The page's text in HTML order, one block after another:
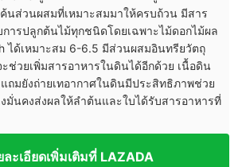
นส่วนผสมที่เหมาะสมมาให้ครบถ้วน มีสาร
การปลูกต้นไม้ทุกชนิดโดยเฉพาะไม้ดอกไม้ผล
ได้เหมาะสม 6-6.5 มีส่วนผสมอินทรียวัตถุ
ช่วยเพิ่มสารอาหารในดินได้อีกด้วย เนื้อดิน
ถมยังถ่ายเทอากาศในดินมีประสิทธิภาพช่วย
มั่นคงส่งผลให้ลำต้นและใบได้รับสารอาหารที่
ละเอียดเพิ่มเติมที่ LAZADA